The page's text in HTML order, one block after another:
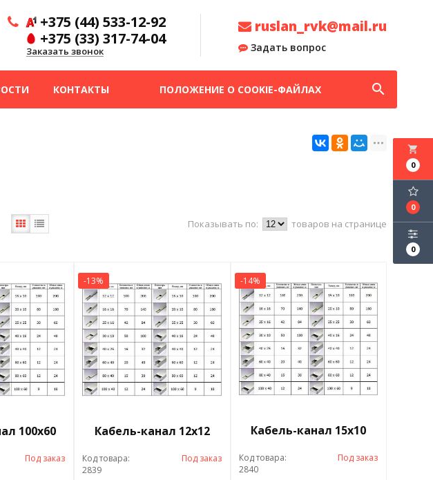
+375 (44) 533-12-92
+375 (33) 317-74-04
Заказать звонок
ruslan_rvk@mail.ru
Задать вопрос
КОНТАКТЫ ПОЛОЖЕНИЕ О COOKIE-ФАЙЛАХ search
local_grocery_store
0
0
0
Показывать по: товаров на странице
100х60
Под заказ
-13%
Кабель-канал 12х12
Код товара:
2839
Под заказ
-14%
Кабель-канал 15х10
Код товара:
2840
Под заказ